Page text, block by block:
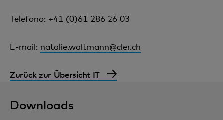
Telefono: +41 (0)61 286 26 03
E-mail: natalie.waltmann@cler.ch
Zurück zur Übersicht IT
Downloads